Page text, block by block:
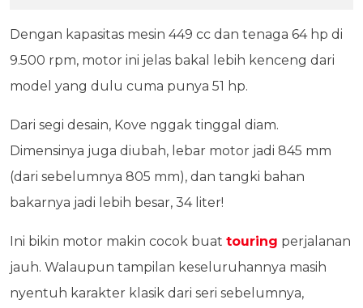
Dengan kapasitas mesin 449 cc dan tenaga 64 hp di
9.500 rpm, motor ini jelas bakal lebih kenceng dari
model yang dulu cuma punya 51 hp.
Dari segi desain, Kove nggak tinggal diam.
Dimensinya juga diubah, lebar motor jadi 845 mm
(dari sebelumnya 805 mm), dan tangki bahan
bakarnya jadi lebih besar, 34 liter!
Ini bikin motor makin cocok buat touring perjalanan
jauh. Walaupun tampilan keseluruhannya masih
nyentuh karakter klasik dari seri sebelumnya,